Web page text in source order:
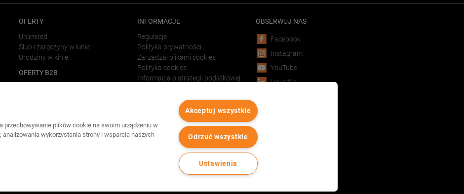
OFERTY
Unlimited
Ślub i zaręczyny w kinie
Urodziny w kinie
OFERTY B2B
INFORMACJE
Regulacje
Polityka prywatności
Zarządzaj plikami cookies
Polityka cookies
Informacja o strategii podatkowej
Forum Film Poland
Reklama w kinach
OBSERWUJ NAS
Facebook
Instagram
YouTube
LinkedIn
Wszystkie prawa zastrzeżone Cinema City
przechowywanie plików cookie na swoim urządzeniu w
wykorzystania strony i wsparcia naszych
Akceptuj wszystkie
Odrzuć wszystkie
Ustawienia